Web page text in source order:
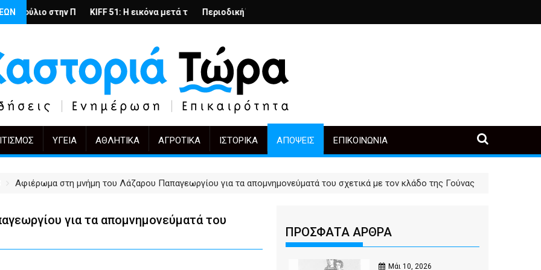
στην Καστοριά
το ίδιο έργο, άλλοι πρωταγωνιστές
KIFF 51: Η εικόνα μετά την αγοράΠεριοδική Έκθεση με τίτλο “Στάχτες και δάκρυα στη Λίμνη” στο Βυζαντινό Μουσείο Καστοριάς
"Η Μάνα" - του Γεώργιου Μαρτινέλλη
ΥΓΕΊΑ ΑΘΛΗΤΙΚΆ ΑΓΡΟΤΙΚΆ ΙΣΤΟΡΙΚΆ ΑΠΌΨΕΙΣ ΕΠΙΚΟΙΝΩΝΊΑ
Αφιέρωμα στη μνήμη του Λάζαρου Παπαγεωργίου για τα απομνημονεύματά του σχετικά με τον κλάδο της Γούνας
για τα απομνημονεύματά του
ΠΡΟΣΦΑΤΑ ΑΡΘΡΑ
Μάι 10, 2026